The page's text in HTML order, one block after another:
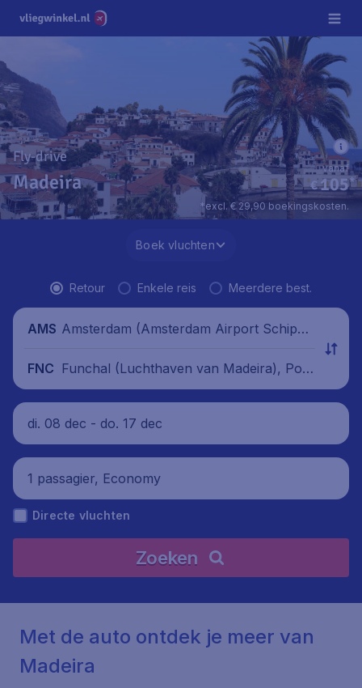
Fly-drive
Madeira €105*
vanaf
*excl. € 29,90 boekingskosten.
Boek vluchten
Retour Enkele reis Meerdere best.
AMS Amsterdam (Amsterdam Airport Schipho
FNC Funchal (Luchthaven van Madeira), Port
ugal
di. 08 dec - do. 17 dec
1 passagier, Economy
Directe vluchten
Zoeken
Met de auto ontdek je meer van
Madeira